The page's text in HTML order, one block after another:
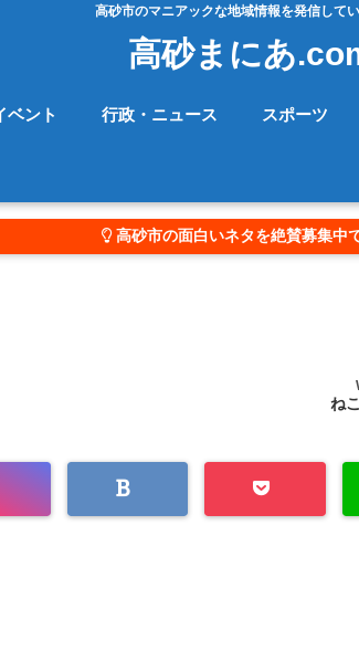
高砂市のマニアックな地域情報を発信してい
高砂まにあ
ベント 行政・ニュース スポーツ
高砂市の面白いネタを絶賛募集中
ね